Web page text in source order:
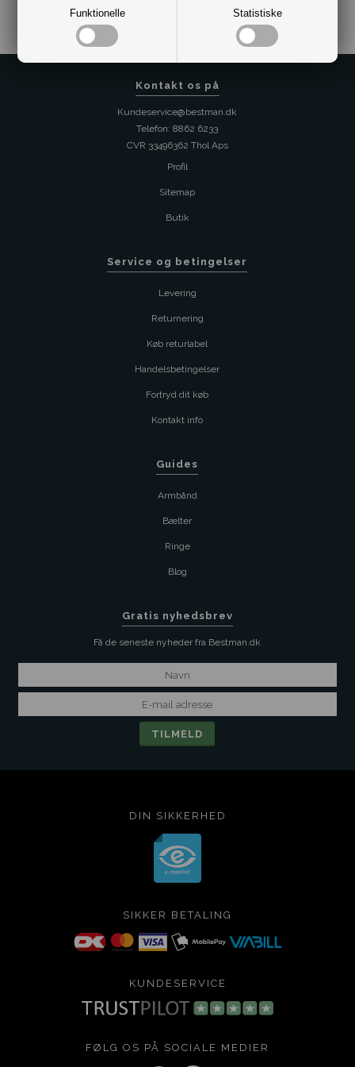
Funktionelle Statistiske
Kontakt os på
Kundeservice@bestman.dk
Telefon: 8862 6233
CVR 33496362 Thol Aps
Profil
Sitemap
Butik
Service og betingelser
Levering
Returnering
Køb returlabel
Handelsbetingelser
Fortryd dit køb
Kontakt info
Guides
Armbånd
Bælter
Ringe
Blog
Gratis nyhedsbrev
Få de seneste nyheder fra Bestman.dk
DIN SIKKERHED
SIKKER BETALING
KUNDESERVICE
FØLG OS PÅ SOCIALE MEDIER